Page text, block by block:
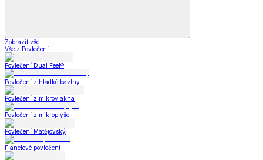
Zobrazit vše
Vše z Povlečení
Povlečení Dual Feel®
Povlečení z hladké bavlny
Povlečení z mikrovlákna
Povlečení z mikroplyše
Povlečení Matějovský
Flanelové povlečení